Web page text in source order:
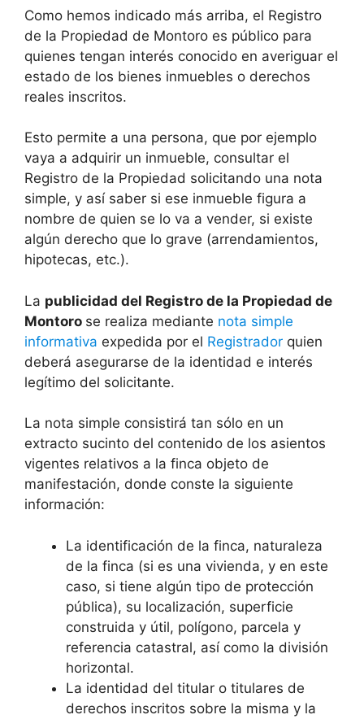
Como hemos indicado más arriba, el Registro
de la Propiedad de Montoro es público para
quienes tengan interés conocido en averiguar el
estado de los bienes inmuebles o derechos
reales inscritos.
Esto permite a una persona, que por ejemplo
vaya a adquirir un inmueble, consultar el
Registro de la Propiedad solicitando una nota
simple, y así saber si ese inmueble figura a
nombre de quien se lo va a vender, si existe
algún derecho que lo grave (arrendamientos,
hipotecas, etc.).
La publicidad del Registro de la Propiedad de
Montoro se realiza mediante nota simple
informativa expedida por el Registrador quien
deberá asegurarse de la identidad e interés
legítimo del solicitante.
La nota simple consistirá tan sólo en un
extracto sucinto del contenido de los asientos
vigentes relativos a la finca objeto de
manifestación, donde conste la siguiente
información:
La identificación de la finca, naturaleza
de la finca (si es una vivienda, y en este
caso, si tiene algún tipo de protección
pública), su localización, superficie
construida y útil, polígono, parcela y
referencia catastral, así como la división
horizontal.
La identidad del titular o titulares de
derechos inscritos sobre la misma y la